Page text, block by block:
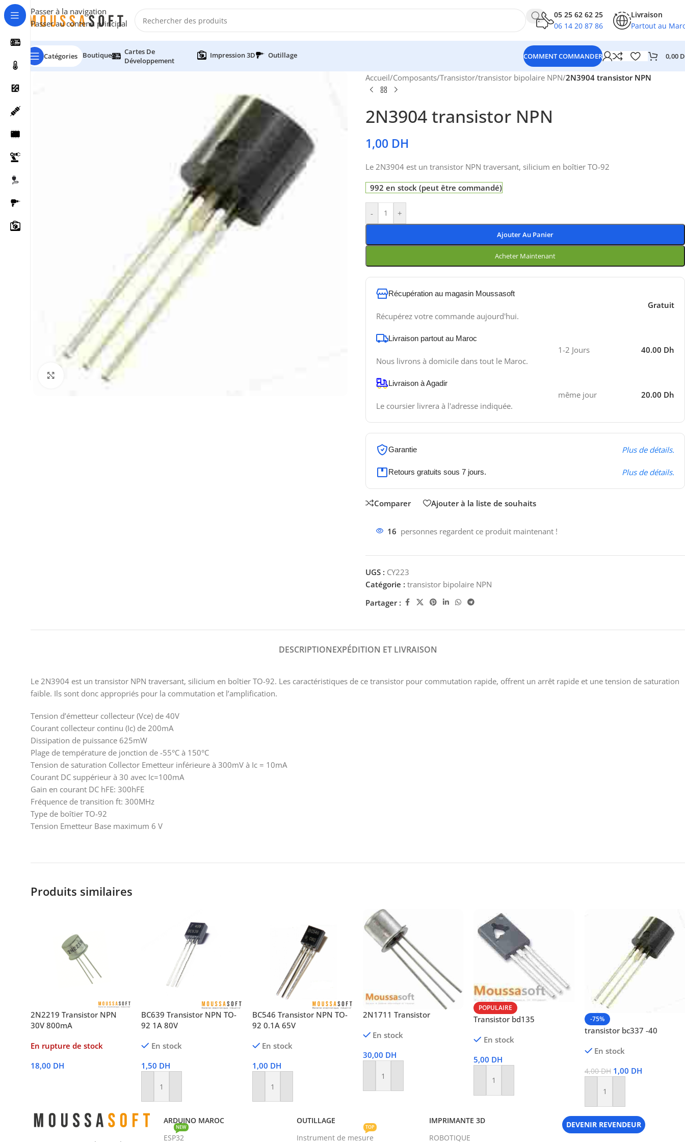
Passer à la navigation
Passer au contenu principal
contact@moussasoft.com
05 25 62 62 25
06 14 20 87 86
Livraison
Partout au
Catégories Boutique
Cartes De
Développement
Impression 3D Outillage COMMENT COMMANDER 0,00
Cliquez pour agrandir
Accueil/Composants/Transistor/transistor bipolaire NPN/2N3904 transistor NPN
2N3904 transistor NPN
1,00 DH
Le 2N3904 est un transistor NPN traversant, silicium en boîtier TO-92
992 en stock (peut être commandé)
- +
Ajouter Au Panier
Acheter Maintenant
Récupération au magasin Moussasoft
Récupérez votre commande aujourd'hui.
Gratuit
Livraison partout au Maroc
Nous livrons à domicile dans tout le Maroc.
1-2 Jours 40.00 Dh
Livraison à Agadir
Le coursier livrera à l'adresse indiquée.
même jour 20.00 Dh
Garantie Plus de détails.
Retours gratuits sous 7 jours. Plus de détails.
Comparer Ajouter à la liste de souhaits
16 personnes regardent ce produit maintenant !
UGS : CY223
Catégorie : transistor bipolaire NPN
Partager :
DESCRIPTIONEXPÉDITION ET LIVRAISON
Le 2N3904 est un transistor NPN traversant, silicium en boîtier TO-92. Les caractéristiques de ce transistor pour commutation rapide, offrent un arrêt rapide et une tension de saturation
faible. Ils sont donc appropriés pour la commutation et l’amplification.
Tension d’émetteur collecteur (Vce) de 40V
Courant collecteur continu (Ic) de 200mA
Dissipation de puissance 625mW
Plage de température de jonction de -55°C à 150°C
Tension de saturation Collector Emetteur inférieure à 300mV à Ic = 10mA
Courant DC suppérieur à 30 avec Ic=100mA
Gain en courant DC hFE: 300hFE
Fréquence de transition ft: 300MHz
Type de boîtier TO-92
Tension Emetteur Base maximum 6 V
Produits similaires
2N2219 Transistor NPN
30V 800mA
En rupture de stock
18,00 DH
BC639 Transistor NPN TO-
92 1A 80V
En stock
1,50 DH
Ajouter Au Panier
BC546 Transistor NPN TO-
92 0.1A 65V
En stock
1,00 DH
Ajouter Au Panier
2N1711 Transistor
En stock
30,00 DH
Ajouter Au Panier
POPULAIRE
Transistor bd135
En stock
5,00 DH
Ajouter Au Panier
-75%
transistor bc337 -40
En stock
4,00DH 1,00 DH
Ajouter Au Panier
ARDUINO MAROC
ESP32
NEW
OUTILLAGE
Instrument de mesure
TOP
IMPRIMANTE 3D
ROBOTIQUE
DEVENIR REVENDEUR